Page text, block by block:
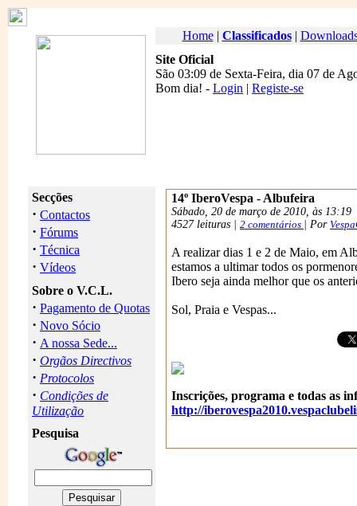
Home| Classificados|
Site Oficial
São 03:09 de Sexta-Feira, dia 07 de
Bom dia! - Login | Registe-se
Secções
· Contactos
· Fórums
· Técnica
· Vídeos
Sobre o V.C.L.
· Pagamento de Quotas
· Novo Sócio
· A nossa Sede...
· Orgãos Directivos
· Protocolos
· Condições de
Utilização
Pesquisa
14º IberoVespa - Albufeira
Sábado, 20 de março de 2010, às 13:19
4527 leituras | 2 comentários | Por
A realizar dias 1 e 2 de Maio, em
estamos a ultimar todos os
Ibero seja ainda melhor que os
Sol, Praia e Vespas...
Inscrições, programa e todas as
http://